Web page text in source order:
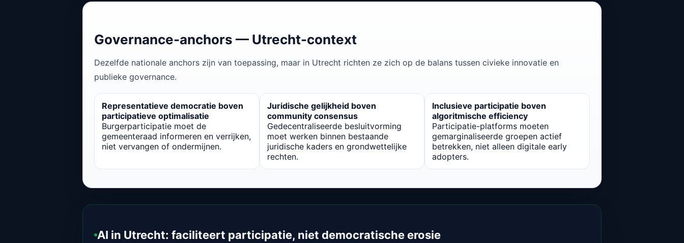
Governance-anchors — Utrecht-context
Dezelfde nationale anchors zijn van toepassing, maar in Utrecht richten ze zich op de balans tussen civieke innovatie en
publieke governance.
Representatieve democratie boven
participatieve optimalisatie
Burgerparticipatie moet de
gemeenteraad informeren en verrijken,
niet vervangen of ondermijnen.
Juridische gelijkheid boven
community consensus
Gedecentraliseerde besluitvorming
moet werken binnen bestaande
juridische kaders en grondwettelijke
rechten.
Inclusieve participatie boven
algoritmische efficiency
Participatie-platforms moeten
gemarginaliseerde groepen actief
betrekken, niet alleen digitale early
adopters.
AI in Utrecht: faciliteert participatie, niet democratische erosie